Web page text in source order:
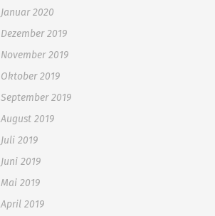
Januar 2020
Dezember 2019
November 2019
Oktober 2019
September 2019
August 2019
Juli 2019
Juni 2019
Mai 2019
April 2019